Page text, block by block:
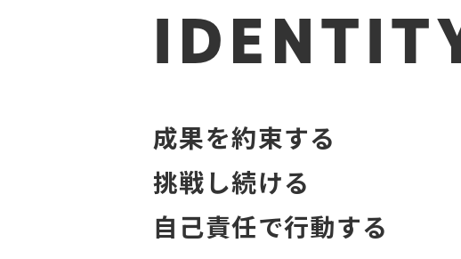
成果を約束する
挑戦し続ける
自己責任で行動する